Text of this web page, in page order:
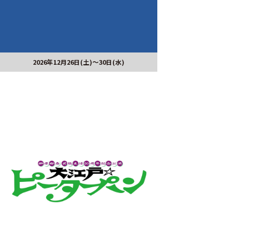
2026年12月26日(土)～30日(水)